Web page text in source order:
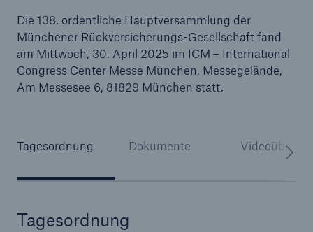
Die 138. ordentliche Hauptversammlung der
Münchener Rückversicherungs-Gesellschaft fand
am Mittwoch, 30. April 2025 im ICM – International
Congress Center Messe München, Messegelände,
Am Messesee 6, 81829 München statt.
Tagesordnung Dokumente
Tagesordnung